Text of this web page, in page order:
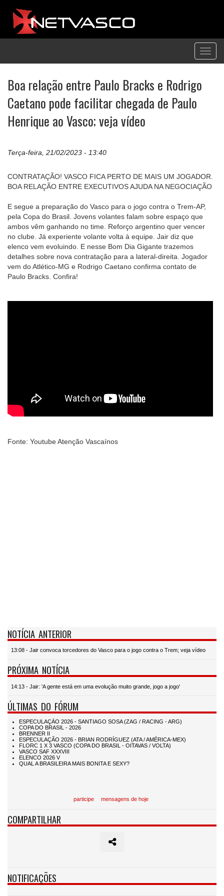
Boa relação entre Paulo Bracks e Rodrigo
Caetano pode facilitar chegada de Paulo
Henrique ao Vasco; veja vídeo
Terça-feira, 21/02/2023 - 13:40
CONTRATAÇÃO! VASCO FICA PERTO DE MAIS UM JOGADOR.
BOA RELAÇÃO ENTRE EXECUTIVOS AJUDA NA NEGOCIAÇÃO
E segue a preparação do Vasco para o jogo contra o Trem-AP,
pela Copa do Brasil. Jovens volantes falam sobre espaço que
ambos vêm ganhando no time. Reforço argentino quer vencer
no clube. Já experiente volante volta à equipe. Jair diz que
elenco vem evoluindo. E nesse Bom Dia Gigante trazemos
detalhes sobre nova contratação para a lateral-direita. Jogador
vem do Atlético-MG e Rodrigo Caetano confirma contato de
Paulo Bracks. Confira!
Fonte: Youtube Atenção Vascaínos
NOTÍCIA ANTERIOR
13:08 - Jair convoca torcedores do Vasco para o jogo contra o Trem; veja vídeo
PRÓXIMA NOTÍCIA
14:13 - Jair: 'A gente está em uma evolução muito grande, jogo a jogo'
ÚLTIMAS DO FÓRUM
participe mensagens de hoje
COMPARTILHAR
NOTIFICAÇÕES